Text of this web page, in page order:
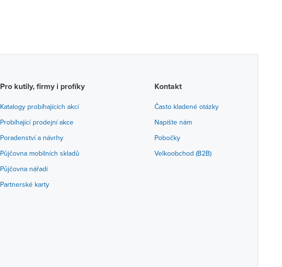
Pro kutily, firmy i profíky
Katalogy probíhajících akcí
Probíhající prodejní akce
Poradenství a návrhy
Půjčovna mobilních skladů
Půjčovna nářadí
Partnerské karty
Kontakt
Často kladené otázky
Napište nám
Pobočky
Velkoobchod (B2B)